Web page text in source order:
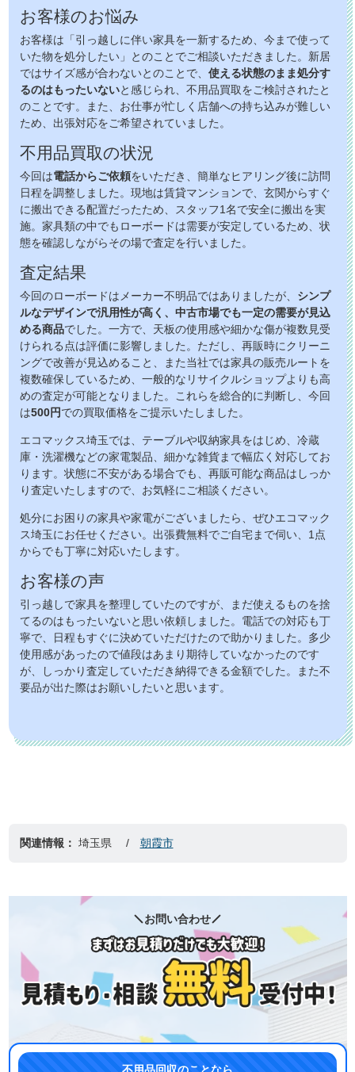
お客様のお悩み
お客様は「引っ越しに伴い家具を一新するため、今まで使って
いた物を処分したい」とのことでご相談いただきました。新居
ではサイズ感が合わないとのことで、 使える状態のまま処分す
るのはもったいないと感じられ、不用品買取をご検討されたと
のことです。また、お仕事が忙しく店舗への持ち込みが難しい
ため、出張対応をご希望されていました。
不用品買取の状況
今回は電話からご依頼をいただき、簡単なヒアリング後に訪問
日程を調整しました。現地は賃貸マンションで、玄関からすぐ
に搬出できる配置だったため、スタッフ1名で安全に搬出を実
施。家具類の中でもローボードは需要が安定しているため、状
態を確認しながらその場で査定を行いました。
査定結果
今回のローボードはメーカー不明品ではありましたが、 シンプ
ルなデザインで汎用性が高く、中古市場でも一定の需要が見込
める商品でした。一方で、天板の使用感や細かな傷が複数見受
けられる点は評価に影響しました。ただし、再販時にクリーニ
ングで改善が見込めること、また当社では家具の販売ルートを
複数確保しているため、一般的なリサイクルショップよりも高
めの査定が可能となりました。これらを総合的に判断し、今回
は500円での買取価格をご提示いたしました。
エコマックス埼玉では、テーブルや収納家具をはじめ、冷蔵
庫・洗濯機などの家電製品、細かな雑貨まで幅広く対応してお
ります。状態に不安がある場合でも、再販可能な商品はしっか
り査定いたしますので、お気軽にご相談ください。
処分にお困りの家具や家電がございましたら、ぜひエコマック
ス埼玉にお任せください。出張費無料でご自宅まで伺い、1点
からでも丁寧に対応いたします。
お客様の声
引っ越しで家具を整理していたのですが、まだ使えるものを捨
てるのはもったいないと思い依頼しました。電話での対応も丁
寧で、日程もすぐに決めていただけたので助かりました。多少
使用感があったので値段はあまり期待していなかったのです
が、しっかり査定していただき納得できる金額でした。また不
要品が出た際はお願いしたいと思います。
関連情報： 埼玉県 朝霞市
お問い合わせ